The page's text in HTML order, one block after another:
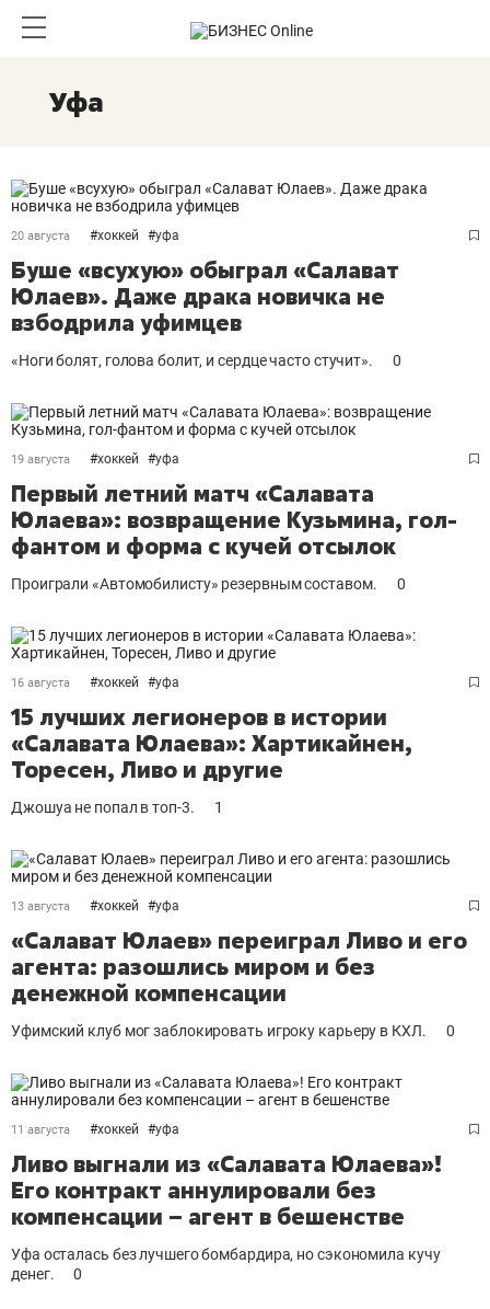
Уфа
20 августа #хоккей #уфа
Буше «всухую» обыграл «Салават
Юлаев». Даже драка новичка не
взбодрила уфимцев
«Ноги болят, голова болит, и сердце часто стучит». 0
19 августа #хоккей #уфа
Первый летний матч «Салавата
Юлаева»: возвращение Кузьмина, гол-
фантом и форма с кучей отсылок
Проиграли «Автомобилисту» резервным составом. 0
16 августа #хоккей #уфа
15 лучших легионеров в истории
«Салавата Юлаева»: Хартикайнен,
Торесен, Ливо и другие
Джошуа не попал в топ-3. 1
13 августа #хоккей #уфа
«Салават Юлаев» переиграл Ливо и его
агента: разошлись миром и без
денежной компенсации
Уфимский клуб мог заблокировать игроку карьеру в КХЛ. 0
11 августа #хоккей #уфа
Ливо выгнали из «Салавата Юлаева»!
Его контракт аннулировали без
компенсации – агент в бешенстве
Уфа осталась без лучшего бомбардира, но сэкономила кучу
денег.
0